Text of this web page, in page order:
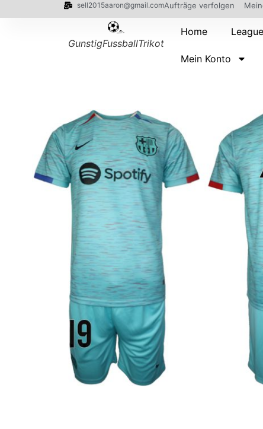
sell2015aaron@gmail.comAufträge verfolgen
GunstigFussballTrikot
Home League
Mein Konto